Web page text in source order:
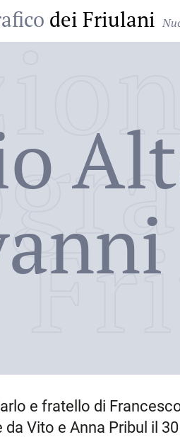
dei Friulani
e fratello di
Vito e Anna Pribul il